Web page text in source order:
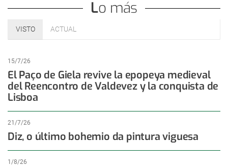
Lo más
VISTO ACTUAL
15/7/26
El Paço de Giela revive la epopeya medieval
del Reencontro de Valdevez y la conquista de
Lisboa
21/7/26
Diz, o último bohemio da pintura viguesa
1/8/26